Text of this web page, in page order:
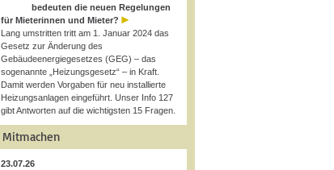
bedeuten die neuen Regelungen
für Mieterinnen und Mieter?
Lang umstritten tritt am 1. Januar 2024 das
Gesetz zur Änderung des
Gebäudeenergiegesetzes (GEG) – das
sogenannte „Heizungsgesetz“ – in Kraft.
Damit werden Vorgaben für neu installierte
Heizungsanlagen eingeführt. Unser Info 127
gibt Antworten auf die wichtigsten 15 Fragen.
Mitmachen
23.07.26